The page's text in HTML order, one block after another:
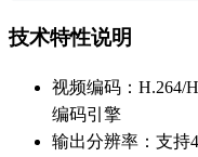
技术特性说明
视频编码：H.264/
编码引擎
输出分辨率：支持